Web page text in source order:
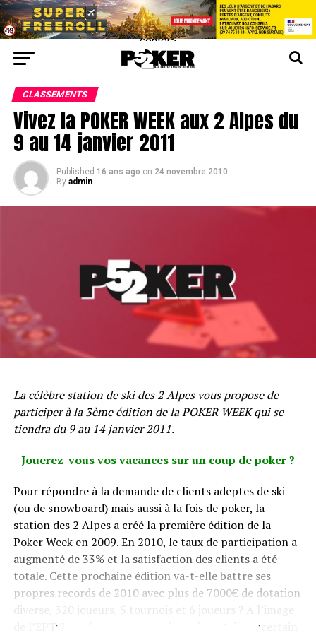
center>
CLASSEMENTS
Vivez la POKER WEEK aux 2 Alpes du
9 au 14 janvier 2011
Published 16 ans ago on 24 novembre 2010
By admin
La célèbre station de ski des 2 Alpes vous propose de
participer à la 3ème édition de la POKER WEEK qui se
tiendra du 9 au 14 janvier 2011.
Jouerez-vous vos vacances sur un coup de poker ?
Pour répondre à la demande de clients adeptes de ski
(ou de snowboard) mais aussi à la fois de poker, la
station des 2 Alpes a créé la première édition de la
Poker Week en 2009. En 2010, le taux de participation a
augmenté de 33% et la satisfaction des clients a été
totale. Cette prochaine édition va-t-elle battre ses
propres records de 2010 avec plus de 7000€ de dotation
diverse, 320 joueurs, 5 tournois et 6 joueurs ? A l’image
de l’EPT Snowfest et son succès croissant, il est certain